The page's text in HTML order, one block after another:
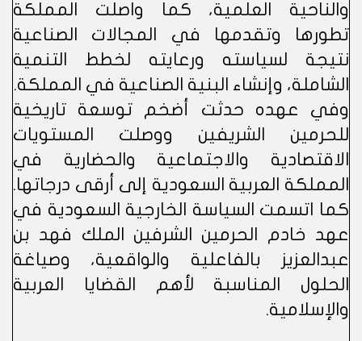
والناحية العلمية، كما واصلت المملكة
تطورها وتقدمها في المجالات الصناعية
نتيجة لسياسته ورعايته لخطط التنمية
الشاملة، وإنشاء البنية الصناعية في المملكة.
وفي عهده حدثت أضخم توسعة تاريخية
للحرمين الشريفين ووصلت المستويات
الاقتصادية والاجتماعية والحضارية في
المملكة العربية السعودية إلى أرقى درجاتها.
كما اتسمت السياسة الخارجية السعودية في
عهد خادم الحرمين الشرفين الملك فهد بن
عبدالعزيز بالفاعلية والواقعية، وصياغة
الحلول المناسبة لأهم القضايا العربية
والإسلامية.